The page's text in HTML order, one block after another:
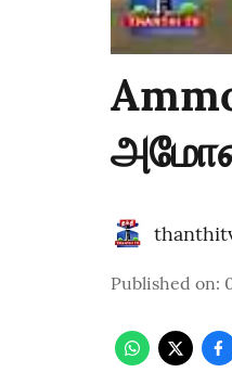
Published on: